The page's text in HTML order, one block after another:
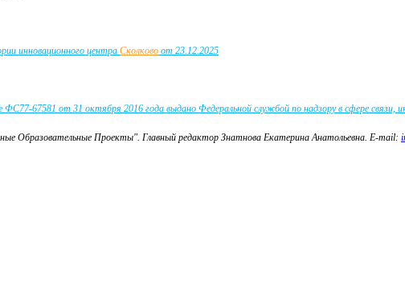
инновационного центра Сколково от 23.12.2025
67581 от 31 октября 2016 года выдано Федеральной службой по надзору в сфере связи,
Образовательные Проекты". Главный редактор Знатнова Екатерина Анатольевна. E-mail: